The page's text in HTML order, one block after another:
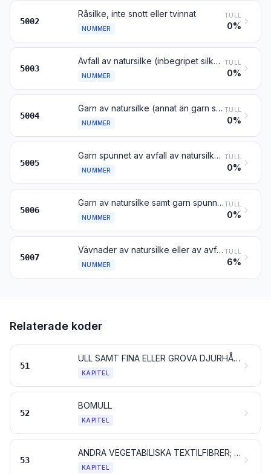
5002
Råsilke, inte snott eller tvinnat
NUMMER
TULL
0%
5003
Avfall av natursilke (inbegripet silkeskokonger, inte lämpliga för avhaspling, garnavfall samt rivet avfall och riven lump)
NUMMER
TULL
0%
5004
Garn av natursilke (annat än garn spunnet av avfall av natursilke), inte i detaljhandelsuppläggningar
NUMMER
TULL
0%
5005
Garn spunnet av avfall av natursilke, inte i detaljhandelsuppläggningar
NUMMER
TULL
0%
5006
Garn av natursilke samt garn spunnet av avfall av natursilke, i detaljhandelsuppläggningar; gut
NUMMER
TULL
0%
5007
Vävnader av natursilke eller av avfall av natursilke
NUMMER
TULL
6%
Relaterade koder
51
ULL SAMT FINA ELLER GROVA DJURHÅR; GARN OCH VÄVNADER AV TAGEL
KAPITEL
52
BOMULL
KAPITEL
53
ANDRA VEGETABILISKA TEXTILFIBRER; PAPPERSGARN OCH VÄVNADER AV PAPPERSGARN
KAPITEL